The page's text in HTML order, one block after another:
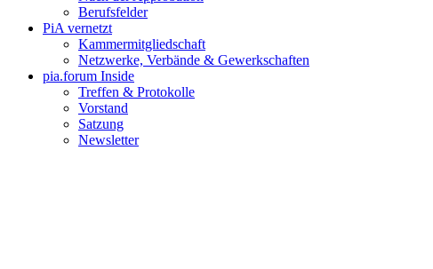
Berufsfelder
PiA vernetzt
Kammermitgliedschaft
Netzwerke, Verbände & Gewerkschaften
pia.forum Inside
Treffen & Protokolle
Vorstand
Satzung
Newsletter